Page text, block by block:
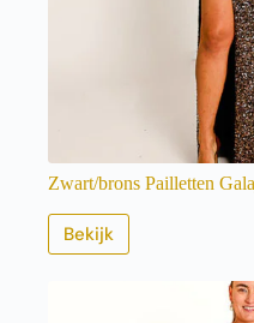
Zwart/brons Pailletten
Bekijk